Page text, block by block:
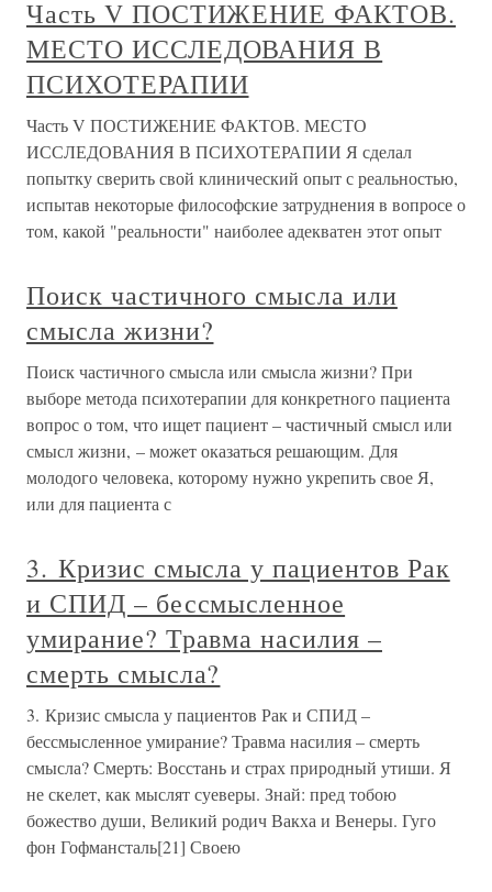
Часть V ПОСТИЖЕНИЕ ФАКТОВ.
МЕСТО ИССЛЕДОВАНИЯ В
ПСИХОТЕРАПИИ
Часть V ПОСТИЖЕНИЕ ФАКТОВ. МЕСТО
ИССЛЕДОВАНИЯ В ПСИХОТЕРАПИИ Я сделал
попытку сверить свой клинический опыт с реальностью,
испытав некоторые философские затруднения в вопросе о
том, какой "реальности" наиболее адекватен этот опыт
Поиск частичного смысла или
смысла жизни?
Поиск частичного смысла или смысла жизни? При
выборе метода психотерапии для конкретного пациента
вопрос о том, что ищет пациент – частичный смысл или
смысл жизни, – может оказаться решающим. Для
молодого человека, которому нужно укрепить свое Я,
или для пациента с
3. Кризис смысла у пациентов Рак
и СПИД – бессмысленное
умирание? Травма насилия –
смерть смысла?
3. Кризис смысла у пациентов Рак и СПИД –
бессмысленное умирание? Травма насилия – смерть
смысла? Смерть: Восстань и страх природный утиши. Я
не скелет, как мыслят суеверы. Знай: пред тобою
божество души, Великий родич Вакха и Венеры. Гуго
фон Гофмансталь[21] Своею